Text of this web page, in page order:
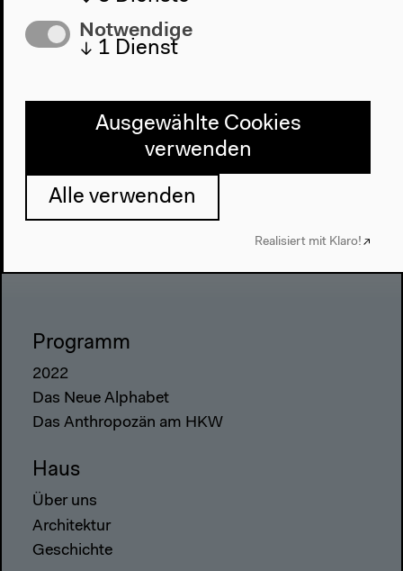
Programm
2022
Das Neue Alphabet
Das Anthropozän am HKW
Haus
Über uns
Architektur
Geschichte
Notwendige
↓ 1 Dienst
Ausgewählte Cookies
verwenden
Alle verwenden
Realisiert mit Klaro!